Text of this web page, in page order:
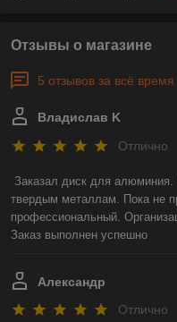
Отзывы о магазине
5 отзывов за всё время
Владислав K
Отлично
Заказал диск для алюминия.
твердым металлам. Пока не
профессиональный.
Заказ выполнен успешно
Александр
Отлично